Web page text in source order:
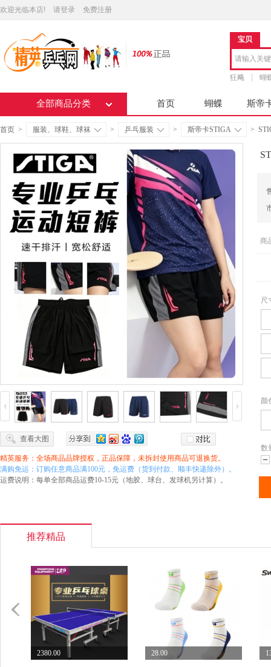
欢迎光临本店! 请登录 免费注册
宝贝
狂飚 蝴
全部商品分类 首页 蝴蝶 斯帝
首页 > 服装、球鞋、球袜 > 乒乓服装 > 斯帝卡STIGA >
商
尺
颜
数
查看大图
精英服务：全场商品品牌授权，正品保障，未拆封使用商品可退换货。
满购免运：订购任意商品满100元，免运费（货到付款、顺丰快递除外）。
运费说明：每单全部商品运费10-15元（地胶、球台、发球机另计算）。
推荐精品
2380.00
28.00